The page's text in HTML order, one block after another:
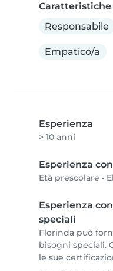
Caratteristiche
Responsabile
Empatico/a
Esperienza
> 10 anni
Esperienza
Età prescolare •
Esperienza
speciali
Florinda può
bisogni speciali.
le sue